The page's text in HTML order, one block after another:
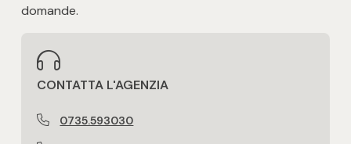
domande.
CONTATTA L'AGENZIA
0735.593030